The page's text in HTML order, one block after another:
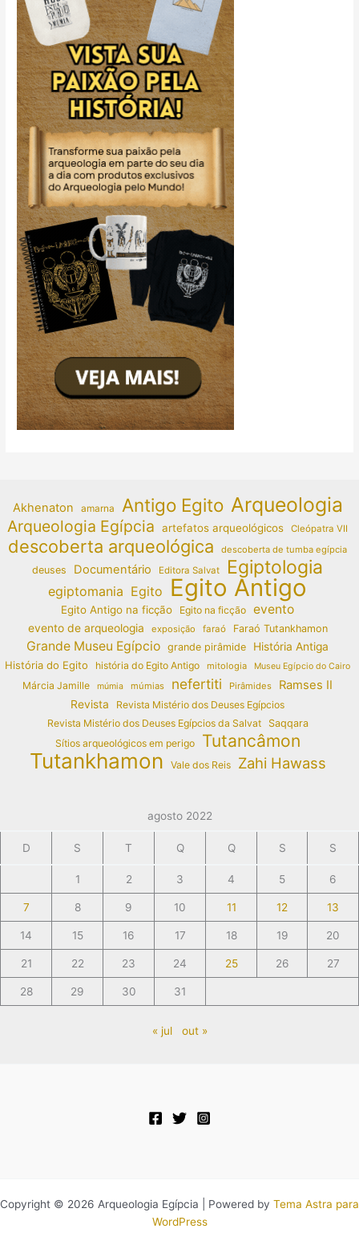
Akhenaton amarna Antigo Egito Arqueologia
Arqueologia Egípcia artefatos arqueológicos Cleópatra VII
descoberta arqueológica descoberta de tumba egípcia
deuses Documentário Editora Salvat Egiptologia
egiptomania Egito Egito Antigo
Egito Antigo na ficção Egito na ficção evento
evento de arqueologia exposição faraó Faraó Tutankhamon
Grande Museu Egípcio grande pirâmide
História Antiga
História do Egito
história do Egito Antigo mitologia Museu Egípcio do Cairo
Márcia Jamille múmia múmias nefertiti Pirâmides Ramses II
Revista
Revista Mistério dos Deuses Egípcios
Revista Mistério dos Deuses Egípcios da Salvat
Saqqara
Sítios arqueológicos em perigo
Tutancâmon
Tutankhamon Vale dos Reis Zahi Hawass
agosto 2022
D S T Q Q S S
1 2 3 4 5 6
7 8 9 10 11 12 13
14 15 16 17 18 19 20
21 22 23 24 25 26 27
28 29 30 31
« jul out »
Copyright © 2026 Arqueologia Egípcia | Powered by Tema Astra para
WordPress